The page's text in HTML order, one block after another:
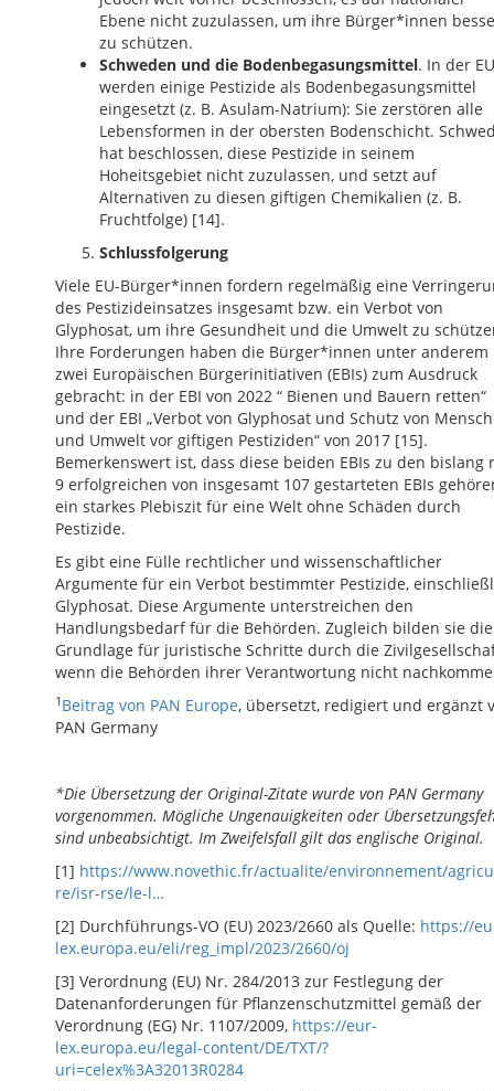
Ebene nicht zuzulassen, um ihre Bürger*innen
zu schützen.
Schweden und die Bodenbegasungsmittel. In der EU
werden einige Pestizide als Bodenbegasungsmittel
eingesetzt (z. B. Asulam-Natrium): Sie zerstören alle
Lebensformen in der obersten Bodenschicht.
hat beschlossen, diese Pestizide in seinem
Hoheitsgebiet nicht zuzulassen, und setzt auf
Alternativen zu diesen giftigen Chemikalien (z. B.
Fruchtfolge) [14].
Schlussfolgerung
Viele EU-Bürger*innen fordern regelmäßig eine
des Pestizideinsatzes insgesamt bzw. ein Verbot von
Glyphosat, um ihre Gesundheit und die Umwelt zu
Ihre Forderungen haben die Bürger*innen unter anderem
zwei Europäischen Bürgerinitiativen (EBIs) zum Ausdruck
gebracht: in der EBI von 2022 “ Bienen und Bauern retten“
und der EBI „Verbot von Glyphosat und Schutz von
und Umwelt vor giftigen Pestiziden“ von 2017 [15].
Bemerkenswert ist, dass diese beiden EBIs zu den bislang
9 erfolgreichen von insgesamt 107 gestarteten EBIs
ein starkes Plebiszit für eine Welt ohne Schäden durch
Pestizide.
Es gibt eine Fülle rechtlicher und wissenschaftlicher
Argumente für ein Verbot bestimmter Pestizide,
Glyphosat. Diese Argumente unterstreichen den
Handlungsbedarf für die Behörden. Zugleich bilden sie die
Grundlage für juristische Schritte durch die
wenn die Behörden ihrer Verantwortung nicht
1 Beitrag von PAN Europe, übersetzt, redigiert und ergänzt
PAN Germany
*Die Übersetzung der Original-Zitate wurde von PAN Germany
vorgenommen. Mögliche Ungenauigkeiten oder
sind unbeabsichtigt. Im Zweifelsfall gilt das englische Original.
[1] https://www.novethic.fr/actualite/environnement/
re/isr-rse/le-l…
[2] Durchführungs-VO (EU) 2023/2660 als Quelle: https://
lex.europa.eu/eli/reg_impl/2023/2660/oj
[3] Verordnung (EU) Nr. 284/2013 zur Festlegung der
Datenanforderungen für Pflanzenschutzmittel gemäß der
Verordnung (EG) Nr. 1107/2009, https://eur-
lex.europa.eu/legal-content/DE/TXT/?
uri=celex%3A32013R0284